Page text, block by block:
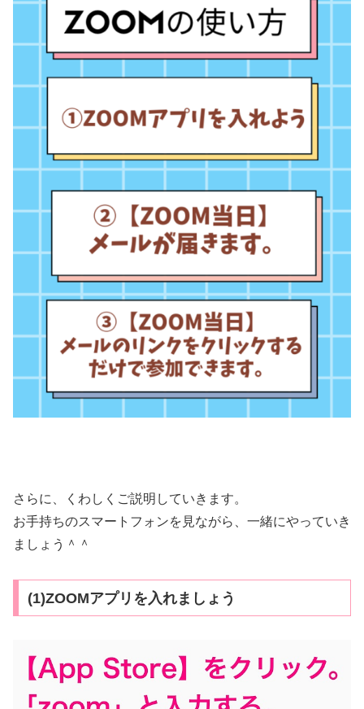
さらに、くわしくご説明していきます。
お手持ちのスマートフォンを見ながら、一緒にやっていき
ましょう＾＾
(1)ZOOMアプリを入れましょう